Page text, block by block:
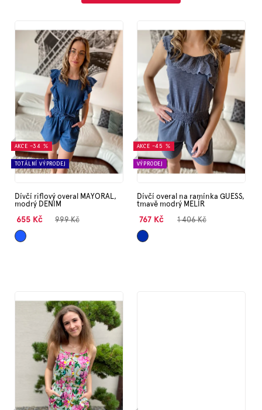
Dárkové
Měna
(CZK)
Přihlášení
u
k
t
AKCE –34 %
TOTÁLNÍ VÝPRODEJ
Dívčí riflový overal MAYORAL,
modrý DENIM
655 Kč 999 Kč
Modrá
AKCE –45 %
VÝPRODEJ
Dívčí overal na ramínka GUESS,
tmavě modrý MELÍR
767 Kč 1 406 Kč
Tmavě